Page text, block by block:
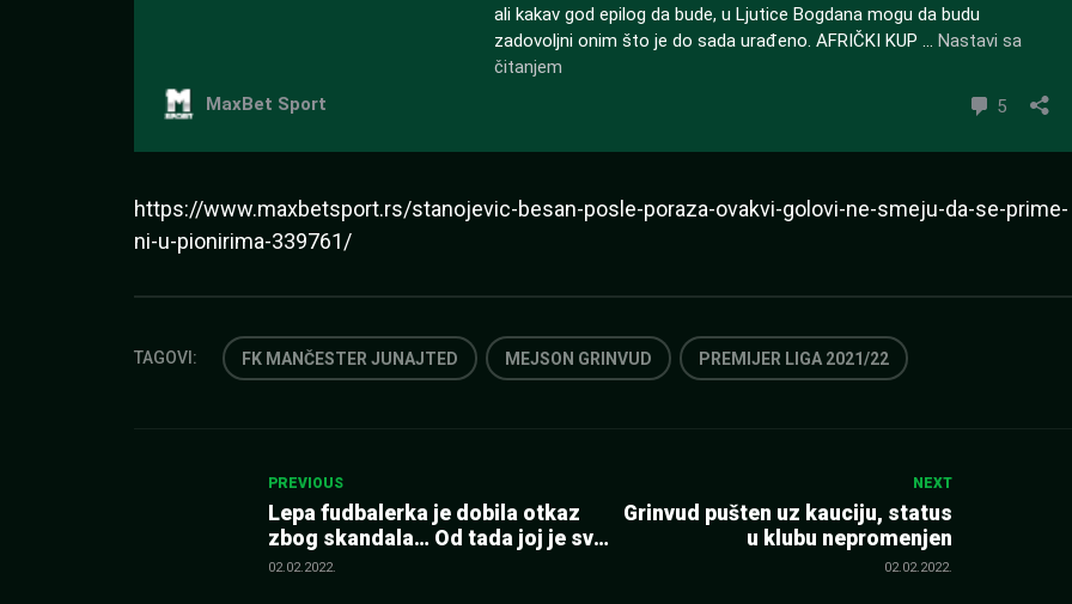
https://www.maxbetsport.rs/stanojevic-besan-posle-poraza-ovakvi-golovi-ne-smeju-da-se-prime-
ni-u-pionirima-339761/
TAGOVI: FK MANČESTER JUNAJTED MEJSON GRINVUD PREMIJER LIGA 2021/22
Kretanje
članka
PREVIOUS
Lepa fudbalerka je dobila otkaz
zbog skandala… Od tada joj je sve
krenulo, sada zgrće novac (FOTO)
02.02.2022.
NEXT
Grinvud pušten uz kauciju, status
u klubu nepromenjen
02.02.2022.